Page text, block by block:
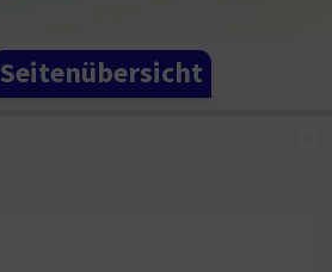
Seitenübersicht